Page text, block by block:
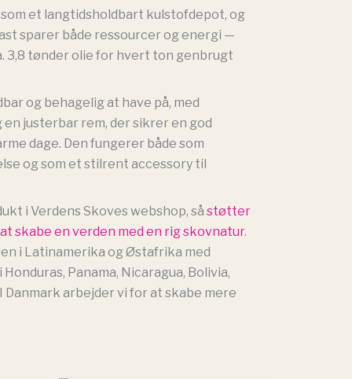
et langtidsholdbart kulstofdepot, og
sparer både ressourcer og energi —
3,8 tønder olie for hvert ton genbrugt
og behagelig at have på, med
justerbar rem, der sikrer en god
dage. Den fungerer både som
og som et stilrent accessory til
i Verdens Skoves webshop, såstøtter
skabe en verden med en rig skovnatur.
i Latinamerika og Østafrika med
Panama, Nicaragua, Bolivia,
Danmark arbejder vi for at skabe mere